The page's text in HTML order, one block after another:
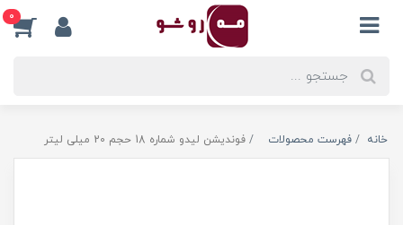
0
خانه فهرست محصولات فوندیشن لیدو شماره 18 حجم 20 میلی لیتر